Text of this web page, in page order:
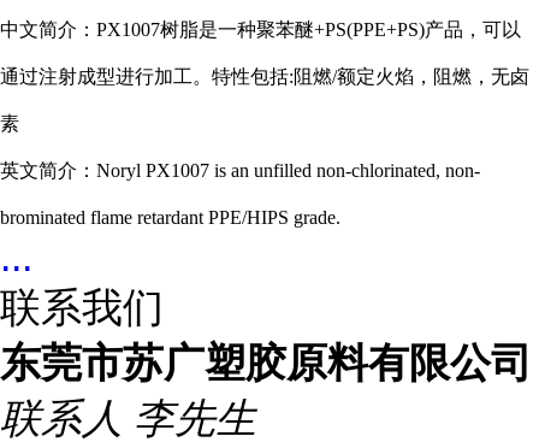
中文简介：PX1007树脂是一种聚苯醚+PS(PPE+PS)产品，可以
通过注射成型进行加工。特性包括:阻燃/额定火焰，阻燃，无卤
素
英文简介：Noryl PX1007 is an unfilled non-chlorinated, non-
brominated flame retardant PPE/HIPS grade.
...
联系我们
东莞市苏广塑胶原料有限公司
联系人 李先生